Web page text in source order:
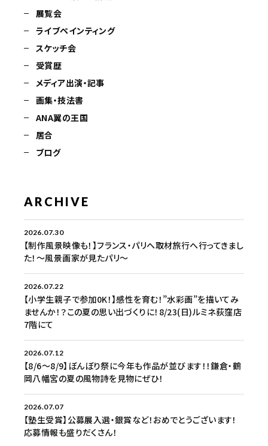
展覧会
ライブペインティング
スケッチ会
受賞歴
メディア出演・記事
画集・技法書
ANA翼の王国
居合
ブログ
ARCHIVE
2026.07.30
【制作風景映像も！】フランス・パリへ取材旅行へ行ってきまし
た！〜風景画家が見たパリ〜
2026.07.22
【小学生親子で参加0K！】感性を育む！”水彩画”を描いてみ
ませんか！？この夏の思い出づくりに！8/23(日)ルミネ荻窪店
7階にて
2026.07.12
【8/6〜8/9】ぼんぼり祭に今年も作品が並びます！！鎌倉・鶴
岡八幡宮の夏の風物詩を見物にぜひ！
2026.07.07
【塾生受賞】公募展入選・銀賞など！おめでとうございます！
応募情報も盛りだくさん！